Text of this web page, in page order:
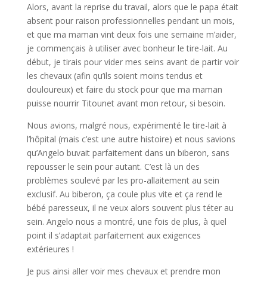
Alors, avant la reprise du travail, alors que le papa était
absent pour raison professionnelles pendant un mois,
et que ma maman vint deux fois une semaine m’aider,
je commençais à utiliser avec bonheur le tire-lait. Au
début, je tirais pour vider mes seins avant de partir voir
les chevaux (afin qu’ils soient moins tendus et
douloureux) et faire du stock pour que ma maman
puisse nourrir Titounet avant mon retour, si besoin.
Nous avions, malgré nous, expérimenté le tire-lait à
l’hôpital (mais c’est une autre histoire) et nous savions
qu’Angelo buvait parfaitement dans un biberon, sans
repousser le sein pour autant. C’est là un des
problèmes soulevé par les pro-allaitement au sein
exclusif. Au biberon, ça coule plus vite et ça rend le
bébé paresseux, il ne veux alors souvent plus téter au
sein. Angelo nous a montré, une fois de plus, à quel
point il s’adaptait parfaitement aux exigences
extérieures !
Je pus ainsi aller voir mes chevaux et prendre mon